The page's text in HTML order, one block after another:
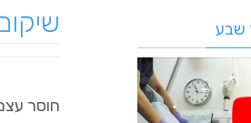
חוסר
שבע